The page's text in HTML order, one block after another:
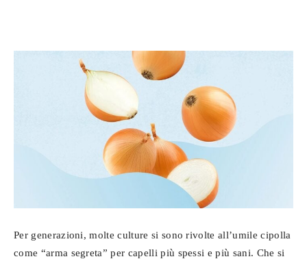
Per generazioni, molte culture si sono rivolte all’umile cipolla
come “arma segreta” per capelli più spessi e più sani. Che si